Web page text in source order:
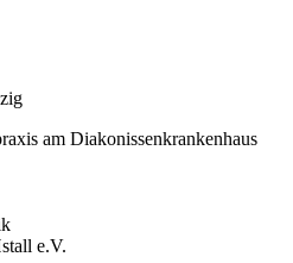
am Diakonissenkrankenhaus
e.V.